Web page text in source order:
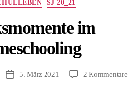
SJ 20_21
im
Beitragsdatum
5. März 2021 2 Kommentarezu